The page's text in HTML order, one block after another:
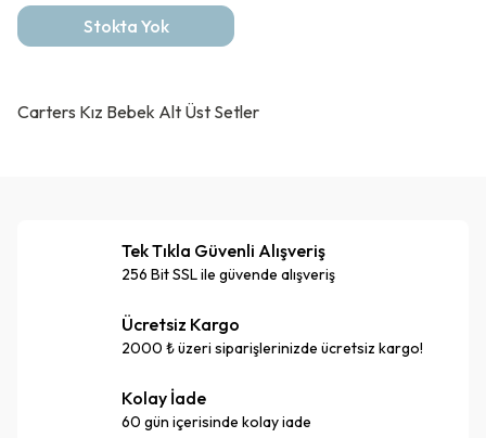
Stokta Yok
Carters Kız Bebek Alt Üst Setler
Tek Tıkla Güvenli Alışveriş
256 Bit SSL ile güvende alışveriş
Ücretsiz Kargo
2000 ₺ üzeri siparişlerinizde ücretsiz kargo!
Kolay İade
60 gün içerisinde kolay iade